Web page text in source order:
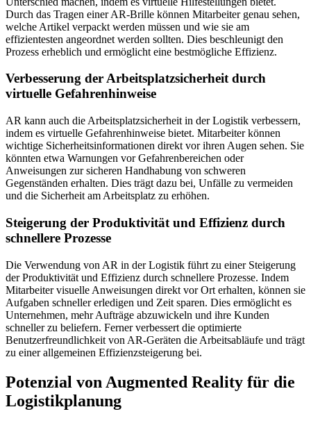
Durch das Tragen einer AR-Brille können Mitarbeiter genau sehen,
welche Artikel verpackt werden müssen und wie sie am
effizientesten angeordnet werden sollten. Dies beschleunigt den
Prozess erheblich und ermöglicht eine bestmögliche Effizienz.
Verbesserung der Arbeitsplatzsicherheit durch
virtuelle Gefahrenhinweise
AR kann auch die Arbeitsplatzsicherheit in der Logistik verbessern,
indem es virtuelle Gefahrenhinweise bietet. Mitarbeiter können
wichtige Sicherheitsinformationen direkt vor ihren Augen sehen. Sie
könnten etwa Warnungen vor Gefahrenbereichen oder
Anweisungen zur sicheren Handhabung von schweren
Gegenständen erhalten. Dies trägt dazu bei, Unfälle zu vermeiden
und die Sicherheit am Arbeitsplatz zu erhöhen.
Steigerung der Produktivität und Effizienz durch
schnellere Prozesse
Die Verwendung von AR in der Logistik führt zu einer Steigerung
der Produktivität und Effizienz durch schnellere Prozesse. Indem
Mitarbeiter visuelle Anweisungen direkt vor Ort erhalten, können sie
Aufgaben schneller erledigen und Zeit sparen. Dies ermöglicht es
Unternehmen, mehr Aufträge abzuwickeln und ihre Kunden
schneller zu beliefern. Ferner verbessert die optimierte
Benutzerfreundlichkeit von AR-Geräten die Arbeitsabläufe und trägt
zu einer allgemeinen Effizienzsteigerung bei.
Potenzial von Augmented Reality für die
Logistikplanung